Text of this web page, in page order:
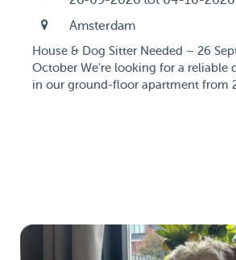
Amsterdam
House & Dog Sitter Needed – 26
October We're looking for a reliable
in our ground-floor apartment from